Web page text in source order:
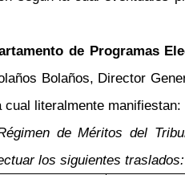
de Programas
Bolaños, Director
literalmente manifiestan:
de Méritos del
los siguientes traslados: